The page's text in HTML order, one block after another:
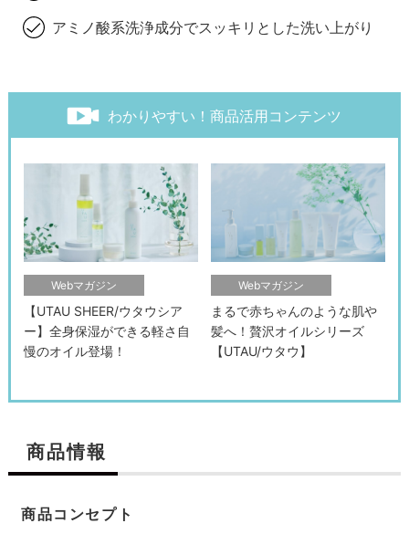
アミノ酸系洗浄成分でスッキリとした洗い上がり
わかりやすい！商品活用コンテンツ
Webマガジン
【UTAU SHEER/ウタウシア
ー】全身保湿ができる軽さ自
慢のオイル登場！
Webマガジン
まるで赤ちゃんのような肌や
髪へ！贅沢オイルシリーズ
【UTAU/ウタウ】
商品情報
商品コンセプト